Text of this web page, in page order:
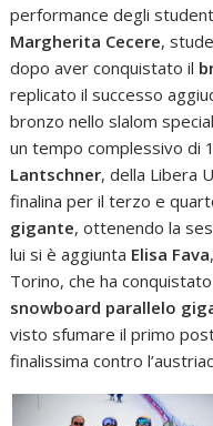
performance degli
Margherita Cecere,
dopo aver conquistato il
replicato il successo
bronzo nello slalom
un tempo complessivo di
Lantschner, della Libera
finalina per il terzo e
gigante, ottenendo la
lui si è aggiunta Elisa Fava
Torino, che ha
snowboard parallelo
visto sfumare il primo
finalissima contro